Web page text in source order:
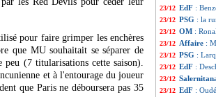
pour faire grimper les enchères
que MU souhaitait se séparer de
(7 titularisations cette saison).
et à l'entourage du joueur
que Paris ne déboursera pas 35
23/12 EdF :
23/12 PSG : la
23/12 OM :
23/12 Affaire :
23/12 PSG :
23/12 EdF :
23/12
23/12 EdF :